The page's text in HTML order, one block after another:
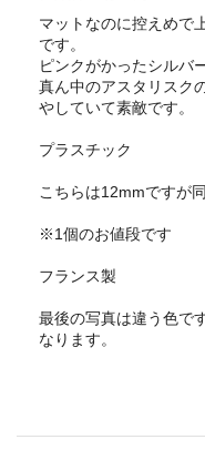
マットなのに控えめで
です。
ピンクがかったシルバ
真ん中のアスタリスク
やしていて素敵です。
プラスチック
こちらは12mmですが
※1個のお値段です
フランス製
最後の写真は違う色で
なります。